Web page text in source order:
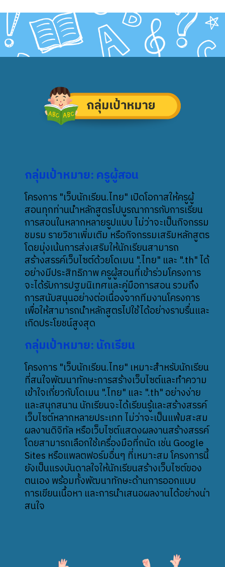
กลุ่มเป้าหมาย: ครูผู้สอน
โครงการ "เว็บนักเรียน.ไทย" เปิดโอกาสให้ครูผู้
สอนทุกท่านนำหลักสูตรไปบูรณาการกับการเรียน
การสอนในหลากหลายรูปแบบ ไม่ว่าจะเป็นกิจกรรม
ชมรม รายวิชาเพิ่มเติม หรือกิจกรรมเสริมหลักสูตร
โดยมุ่งเน้นการส่งเสริมให้นักเรียนสามารถ
สร้างสรรค์เว็บไซต์ด้วยโดเมน ".ไทย" และ ".th" ได้
อย่างมีประสิทธิภาพ ครูผู้สอนที่เข้าร่วมโครงการ
จะได้รับการปฐมนิเทศและคู่มือการสอน รวมถึง
การสนับสนุนอย่างต่อเนื่องจากทีมงานโครงการ
เพื่อให้สามารถนำหลักสูตรไปใช้ได้อย่างราบรื่นและ
เกิดประโยชน์สูงสุด
กลุ่มเป้าหมาย: นักเรียน
โครงการ "เว็บนักเรียน.ไทย" เหมาะสำหรับนักเรียน
ที่สนใจพัฒนาทักษะการสร้างเว็บไซต์และทำความ
เข้าใจเกี่ยวกับโดเมน ".ไทย" และ ".th" อย่างง่าย
และสนุกสนาน นักเรียนจะได้เรียนรู้และสร้างสรรค์
เว็บไซต์หลากหลายประเภท ไม่ว่าจะเป็นแฟ้มสะสม
ผลงานดิจิทัล หรือเว็บไซต์แสดงผลงานสร้างสรรค์
โดยสามารถเลือกใช้เครื่องมือที่ถนัด เช่น Google
Sites หรือแพลตฟอร์มอื่นๆ ที่เหมาะสม โครงการนี้
ยังเป็นแรงบันดาลใจให้นักเรียนสร้างเว็บไซต์ของ
ตนเอง พร้อมทั้งพัฒนาทักษะด้านการออกแบบ
การเขียนเนื้อหา และการนำเสนอผลงานได้อย่างน่า
สนใจ